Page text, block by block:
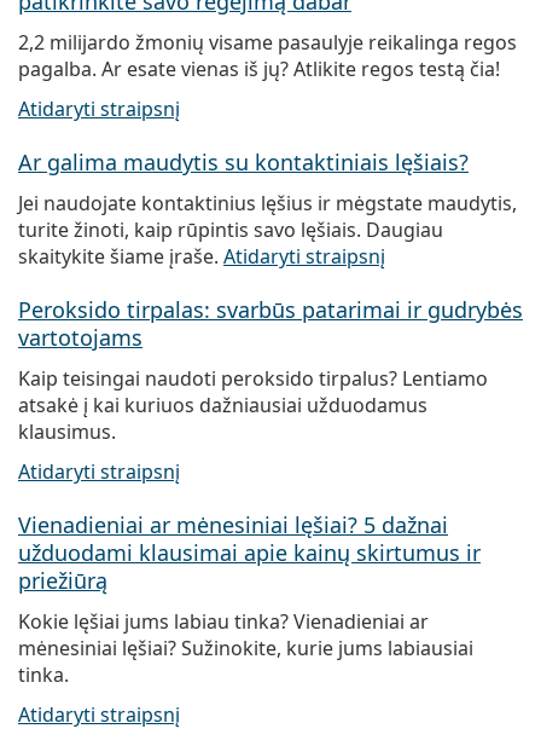
2,2 milijardo žmonių visame pasaulyje reikalinga regos
pagalba. Ar esate vienas iš jų? Atlikite regos testą čia!
Atidaryti straipsnį
Ar galima maudytis su kontaktiniais lęšiais?
Jei naudojate kontaktinius lęšius ir mėgstate maudytis,
turite žinoti, kaip rūpintis savo lęšiais. Daugiau
skaitykite šiame įraše. Atidaryti straipsnį
Peroksido tirpalas: svarbūs patarimai ir gudrybės
vartotojams
Kaip teisingai naudoti peroksido tirpalus? Lentiamo
atsakė į kai kuriuos dažniausiai užduodamus
klausimus.
Atidaryti straipsnį
Vienadieniai ar mėnesiniai lęšiai? 5 dažnai
užduodami klausimai apie kainų skirtumus ir
priežiūrą
Kokie lęšiai jums labiau tinka? Vienadieniai ar
mėnesiniai lęšiai? Sužinokite, kurie jums labiausiai
tinka.
Atidaryti straipsnį